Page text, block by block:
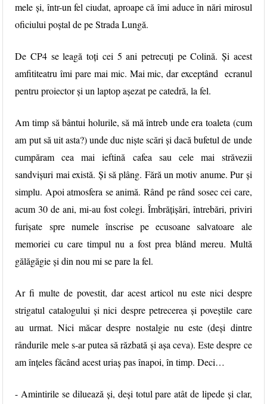
mele și, într-un fel ciudat, aproape că îmi aduce în nări mirosul
oficiului poștal de pe Strada Lungă.
De CP4 se leagă toți cei 5 ani petrecuți pe Colină. Și acest
amfititeatru îmi pare mai mic. Mai mic, dar exceptând ecranul
pentru proiector și un laptop așezat pe catedră, la fel.
Am timp să bântui holurile, să mă întreb unde era toaleta (cum
am put să uit asta?) unde duc niște scări și dacă bufetul de unde
cumpăram cea mai ieftină cafea sau cele mai străvezii
sandvișuri mai există. Și să plâng. Fără un motiv anume. Pur și
simplu. Apoi atmosfera se animă. Rând pe rând sosec cei care,
acum 30 de ani, mi-au fost colegi. Îmbrățișări, întrebări, priviri
furișate spre numele înscrise pe ecusoane salvatoare ale
memoriei cu care timpul nu a fost prea blând mereu. Multă
gălăgăgie și din nou mi se pare la fel.
Ar fi multe de povestit, dar acest articol nu este nici despre
strigatul catalogului și nici despre petrecerea și poveștile care
au urmat. Nici măcar despre nostalgie nu este (deși dintre
rândurile mele s-ar putea să răzbată și așa ceva). Este despre ce
am înțeles făcând acest uriaș pas înapoi, în timp. Deci…
- Amintirile se diluează și, deși totul pare atât de lipede și clar,